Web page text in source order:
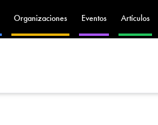
Organizaciones Eventos Artículos